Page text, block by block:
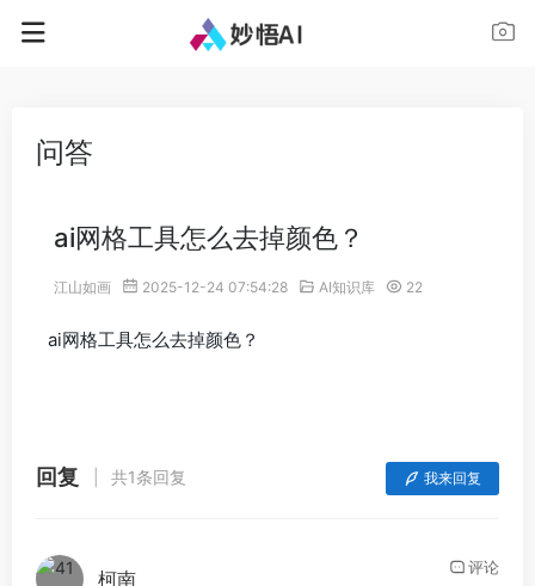
问答
ai网格工具怎么去掉颜色？
江山如画 2025-12-24 07:54:28 AI知识库 22
ai网格工具怎么去掉颜色？
回复 共1条回复 我来回复
柯南 评论